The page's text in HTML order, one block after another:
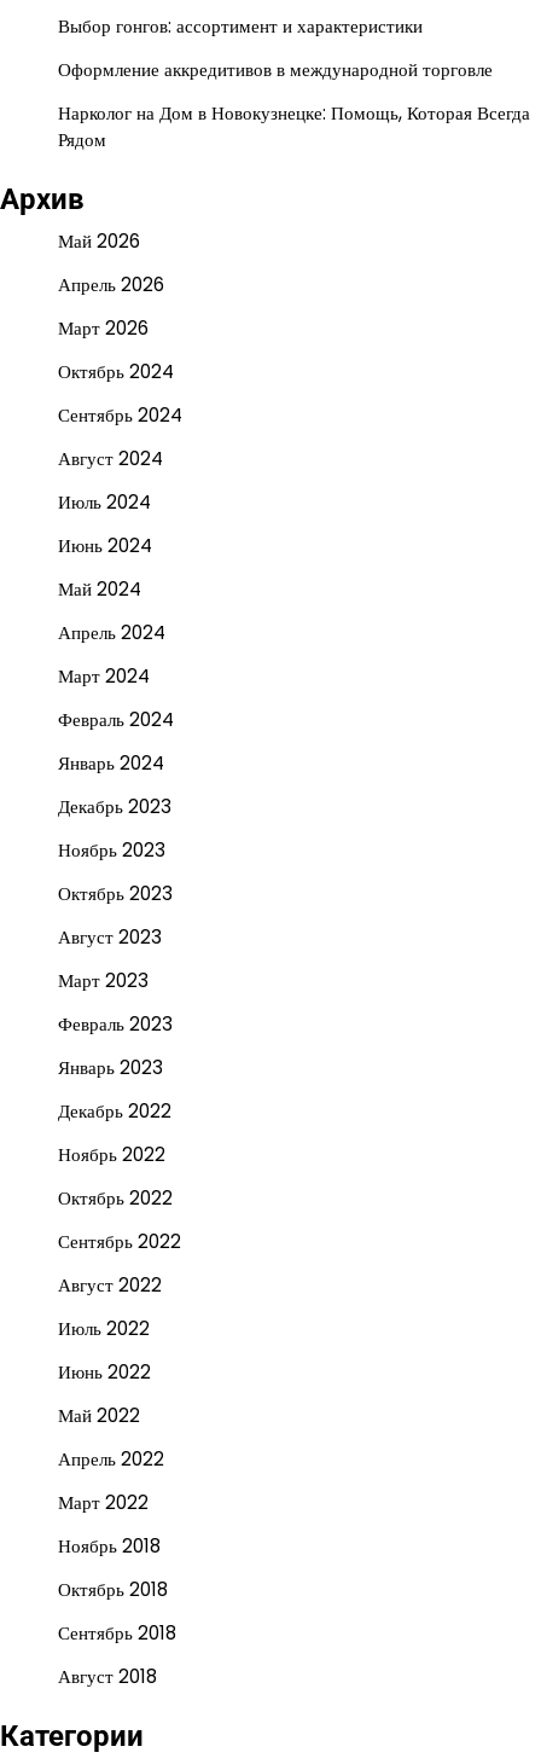
Выбор гонгов: ассортимент и характеристики
Оформление аккредитивов в международной торговле
Нарколог на Дом в Новокузнецке: Помощь, Которая Всегда
Рядом
Архив
Май 2026
Апрель 2026
Март 2026
Октябрь 2024
Сентябрь 2024
Август 2024
Июль 2024
Июнь 2024
Май 2024
Апрель 2024
Март 2024
Февраль 2024
Январь 2024
Декабрь 2023
Ноябрь 2023
Октябрь 2023
Август 2023
Март 2023
Февраль 2023
Январь 2023
Декабрь 2022
Ноябрь 2022
Октябрь 2022
Сентябрь 2022
Август 2022
Июль 2022
Июнь 2022
Май 2022
Апрель 2022
Март 2022
Ноябрь 2018
Октябрь 2018
Сентябрь 2018
Август 2018
Категории